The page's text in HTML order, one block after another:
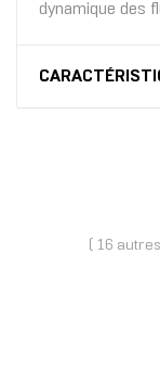
dynamique des
( 16